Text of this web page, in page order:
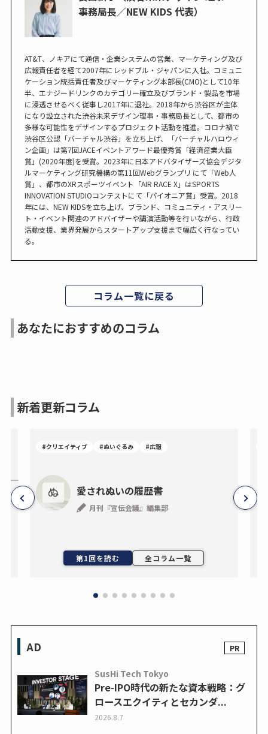
事務局長／NEW KIDS 代表）
AT&T、ノキアにて通信・企業システムの営業、マーケティング及び
広報責任者を経て2007年にレッドブル・ジャパンに入社。コミュニ
ケーション統括責任者及びマーケティング本部長(CMO)として10年
半、エナジードリンクのカテゴリー確立及びブランド・製品を市場
に浸透させるべく従事し2017年に退社。2018年から渋谷区が主体
になり設立された渋谷未来デザイン理事・事務局長として、都市の
多様な可能性をデザインするプロジェクト活動を推進。コロナ禍で
渋⾕区公認「バーチャル渋⾕」を⽴ち上げ、「バーチャルハロウィ
ン企画」は第7回JACEイベントアワード最優秀賞「経済産業⼤⾂
賞」(2020年度)を受賞。2023年に日本アドバタイザーズ協会デジタ
ルマーケティング研究機構の第11回Webグランプリ にて「Web人
賞」、都市のXRスポーツイベント「AIR RACE X」はSPORTS
INNOVATION STUDIOコンテストにて「パイオニア賞」受賞。2018
年には、NEW KIDSを立ち上げ、ブランド、コミュニティ・アスリー
ト・イベント関連のアドバイザーや講演活動等を行いながら、行政
活動支援、業界発展からスタートアップ支援まで幅広く行なってい
る。
コラム一覧に戻る
あなたにおすすめのコラム
新着更新コラム
#クリエイティブ #ぬいぐるみ #広報
愛されぬいの履歴書
月刊『宣伝会議』編集部
第1回を読む 全コラム一覧
AD
SusHi Tech Tokyo
Pre-IPO時代の新たな資本戦略：グ
ロースエクイティとセカンダ...
2026.8.7